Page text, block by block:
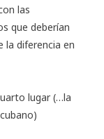
las
que deberían
la diferencia en
lugar(…la